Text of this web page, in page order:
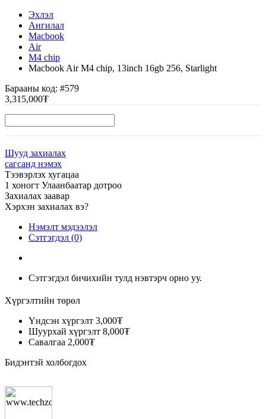
Эхлэл
Ангилал
Macbook
Air
M4 chip
Macbook Air M4 chip, 13inch 16gb 256, Starlight
Барааны код: #579
3,315,000₮
Шууд захиалах
сагсанд нэмэх
Тээвэрлэх хугацаа
1 хоногт Улаанбаатар дотроо
Захиалах заавар
Хэрхэн захиалах вэ?
Нэмэлт мэдээлэл
Сэтгэгдэл (0)
Сэтгэгдэл бичихийн тулд нэвтэрч орно уу.
Хүргэлтийн төрөл
Үндсэн хүргэлт 3,000₮
Шуурхай хүргэлт 8,000₮
Савалгаа 2,000₮
Бидэнтэй холбогдох